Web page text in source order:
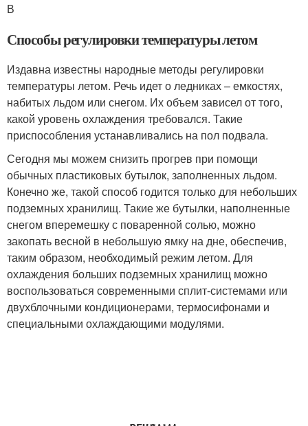
В
Способы регулировки температуры летом
Издавна известны народные методы регулировки
температуры летом. Речь идет о ледниках – емкостях,
набитых льдом или снегом. Их объем зависел от того,
какой уровень охлаждения требовался. Такие
приспособления устанавливались на пол подвала.
Сегодня мы можем снизить прогрев при помощи
обычных пластиковых бутылок, заполненных льдом.
Конечно же, такой способ годится только для небольших
подземных хранилищ. Такие же бутылки, наполненные
снегом вперемешку с поваренной солью, можно
закопать весной в небольшую ямку на дне, обеспечив,
таким образом, необходимый режим летом. Для
охлаждения больших подземных хранилищ можно
воспользоваться современными сплит-системами или
двухблочными кондиционерами, термосифонами и
специальными охлаждающими модулями.